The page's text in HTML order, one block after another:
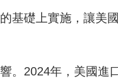
基礎上實施，讓美
。2024年，美國進